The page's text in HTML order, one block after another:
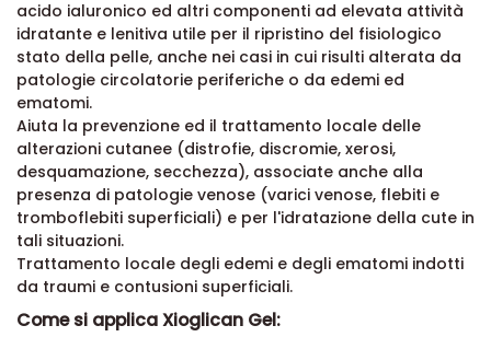
acido ialuronico ed altri componenti ad elevata attività
idratante e lenitiva utile per il ripristino del fisiologico
stato della pelle, anche nei casi in cui risulti alterata da
patologie circolatorie periferiche o da edemi ed
ematomi.
Aiuta la prevenzione ed il trattamento locale delle
alterazioni cutanee (distrofie, discromie, xerosi,
desquamazione, secchezza), associate anche alla
presenza di patologie venose (varici venose, flebiti e
tromboflebiti superficiali) e per l'idratazione della cute in
tali situazioni.
Trattamento locale degli edemi e degli ematomi indotti
da traumi e contusioni superficiali.
Come si applica Xioglican Gel: